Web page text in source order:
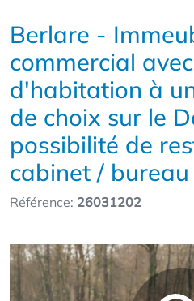
Berlare -
commercial
d'habitation à
de choix sur le
possibilité de
cabinet / bureau
Référence: 26031202